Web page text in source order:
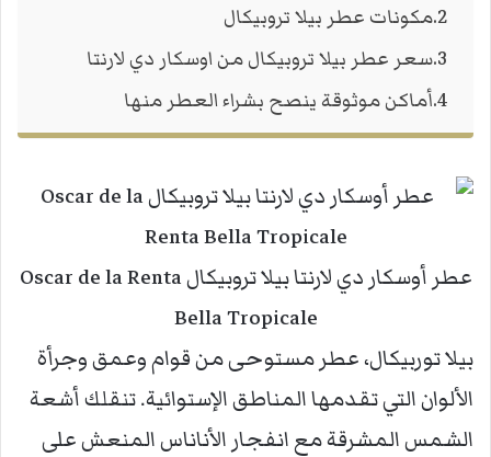
مكونات عطر بيلا تروبيكال
سعر عطر بيلا تروبيكال من اوسكار دي لارنتا
أماكن موثوقة ينصح بشراء العطر منها
عطر أوسكار دي لارنتا بيلا تروبيكال Oscar de la Renta
Bella Tropicale
بيلا توربيكال، عطر مستوحى من قوام وعمق وجرأة
الألوان التي تقدمها المناطق الإستوائية. تنقلك أشعة
الشمس المشرقة مع انفجار الأناناس المنعش على